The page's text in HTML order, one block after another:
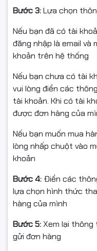
Intel Core i7-13620H
xung nhịp tối đa
tác vụ nặng như lập
sửa ảnh – video nhẹ.
máy vận hành ổn
liệu tức thì.
Bước 3:Lựa chọn
Nếu bạn đã có tài
đăng nhập là email và
khoản trên hệ thống
Nếu bạn chưa có tài
vui lòng điền các
tài khoản. Khi có tài
được đơn hàng của
Nếu bạn muốn mua
lòng nhấp chuột vào
khoản
Bước 4: Điền các
lựa chọn hình thức
hàng của mình
Bước 5:Xem lại thông
gửi đơn hàng